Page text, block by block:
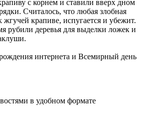
Самары заложили кили двух новых
на набережную на шоу-
улицах Самары постригли газоны 6
Самарской области
с корнем и ставили вверх дном
Считалось, что любая злобная
крапиве, испугается и убежит.
рубили деревья для выделки ложек и
интернета и Всемирный день
в удобном формате